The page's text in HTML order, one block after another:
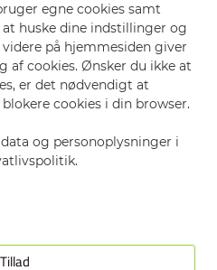
egne cookies samt
huske dine indstillinger og
på hjemmesiden giver
af cookies. Ønsker du ikke at
er det nødvendigt at
cookies i din browser.
og personoplysninger i
Tillad